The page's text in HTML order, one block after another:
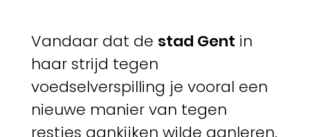
Vandaar dat de stad Gent in
haar strijd tegen
voedselverspilling je vooral een
nieuwe manier van tegen